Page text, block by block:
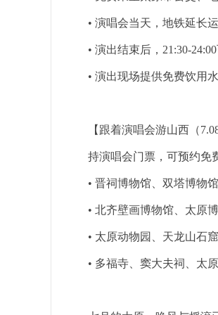
• 演唱会当天，地铁延长
• 演出结束后，21:30-
• 演出现场提供免费饮用
【跟着演唱会游山西（
持演唱会门票，可预约免
• 晋祠博物馆、双塔博物
• 北齐壁画博物馆、太原
• 太原动物园、天龙山石
• 多福寺、窦大夫祠、太